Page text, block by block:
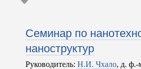
Семинар по
наноструктур
Руководитель: Н.И. Чхало, д. ф.-